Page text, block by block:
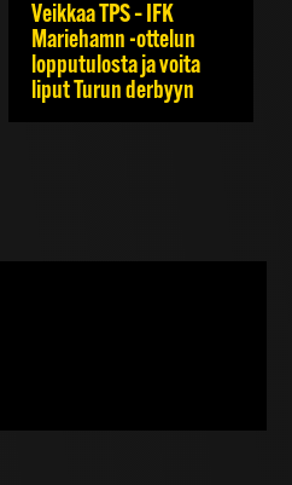
Veikkaa TPS – IFK
Mariehamn -ottelun
lopputulosta ja voita
liput Turun derbyyn